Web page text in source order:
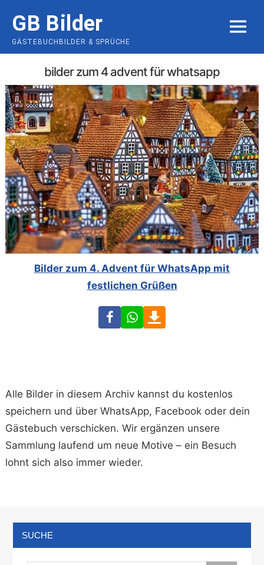
content
GB Bilder
GÄSTEBUCHBILDER & SPRÜCHE
MENU
bilder zum 4 advent für whatsapp
Bilder zum 4. Advent für WhatsApp mit
festlichen Grüßen
FacebookWhatsApp
Alle Bilder in diesem Archiv kannst du kostenlos
speichern und über WhatsApp, Facebook oder dein
Gästebuch verschicken. Wir ergänzen unsere
Sammlung laufend um neue Motive – ein Besuch
lohnt sich also immer wieder.
SUCHE